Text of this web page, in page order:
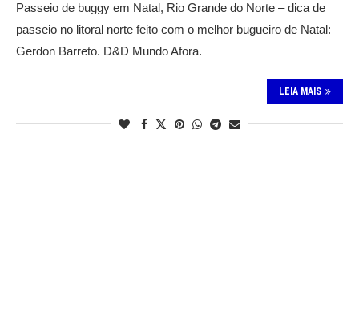
Passeio de buggy em Natal, Rio Grande do Norte – dica de
passeio no litoral norte feito com o melhor bugueiro de Natal:
Gerdon Barreto. D&D Mundo Afora.
LEIA MAIS